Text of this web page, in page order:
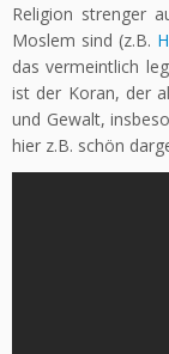
Religion strenger
Moslem sind (z.B.
das vermeintlich
ist der Koran, der
und Gewalt,
hier z.B. schön